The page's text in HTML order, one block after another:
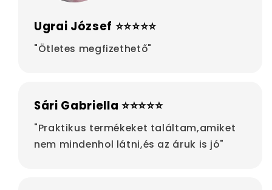
Ugrai József ⭐⭐⭐⭐⭐
"Ötletes megfizethető"
Sári Gabriella ⭐⭐⭐⭐⭐
"Praktikus termékeket találtam,amiket
nem mindenhol látni,és az áruk is jó"